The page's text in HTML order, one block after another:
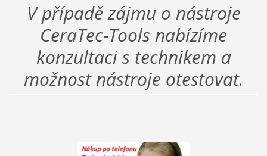
V případě zájmu o nástroje
CeraTec-Tools nabízíme
konzultaci s technikem a
možnost nástroje otestovat.